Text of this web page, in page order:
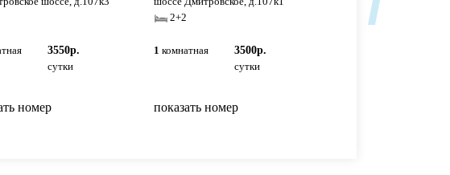
3550р.
сутки
номер
2+2
1 комнатная
3500р.
сутки
показать номер
2+2